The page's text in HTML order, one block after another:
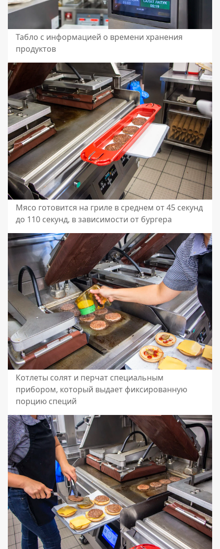
Табло с информацией о времени хранения
продуктов
Мясо готовится на гриле в среднем от 45 секунд
до 110 секунд, в зависимости от бургера
Котлеты солят и перчат специальным
прибором, который выдает фиксированную
порцию специй